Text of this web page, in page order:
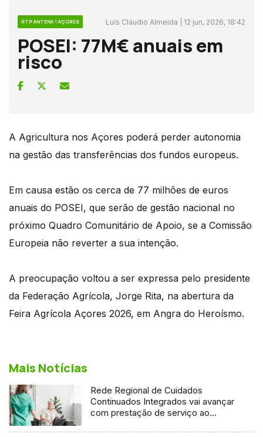
RTP ANTENA 1 AÇORES Luís Cláudio Almeida | 12 jun, 2026, 18:42
POSEI: 77M€ anuais em
risco
A Agricultura nos Açores poderá perder autonomia
na gestão das transferências dos fundos europeus.
Em causa estão os cerca de 77 milhões de euros
anuais do POSEI, que serão de gestão nacional no
próximo Quadro Comunitário de Apoio, se a Comissão
Europeia não reverter a sua intenção.
A preocupação voltou a ser expressa pelo presidente
da Federação Agrícola, Jorge Rita, na abertura da
Feira Agrícola Açores 2026, em Angra do Heroísmo.
Mais Notícias
Rede Regional de Cuidados
Continuados Integrados vai avançar
com prestação de serviço ao